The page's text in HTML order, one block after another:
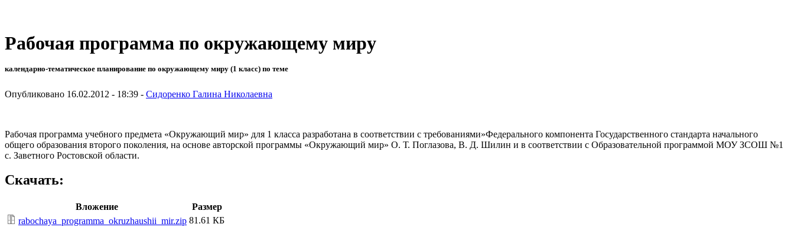
Рабочая программа по окружающему миру
календарно-тематическое планирование по окружающему миру (1 класс) по теме
Опубликовано 16.02.2012 - 18:39 - Сидоренко Галина Николаевна
Рабочая программа учебного предмета «Окружающий мир» для 1 класса разработана в соответствии с требованиями»Федерального компонента Государственного стандарта начального
общего образования второго поколения, на основе авторской программы «Окружающий мир» О. Т. Поглазова, В. Д. Шилин и в соответствии с Образовательной программой МОУ ЗСОШ №1
с. Заветного Ростовской области.
Скачать:
Вложение
Размер
rabochaya_programma_okruzhaushii_mir.zip 81.61 КБ